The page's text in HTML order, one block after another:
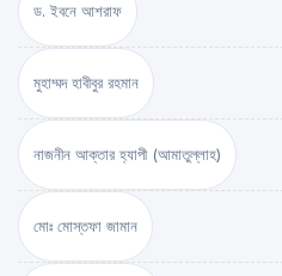
ড. ইবনে আশরাফ
মুহাম্মদ হাবীবুর রহমান
নাজনীন আক্তার হ্যাপী (আমাতুল্লাহ)
মোঃ মোস্তফা জামান